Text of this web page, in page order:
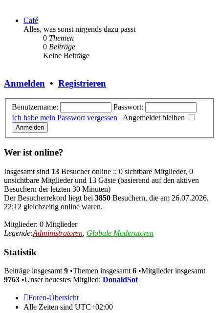
Café
Alles, was sonst nirgends dazu passt
0 Themen
0 Beiträge
Keine Beiträge
Anmelden • Registrieren
Benutzername:
Passwort:
Ich habe mein Passwort vergessen | Angemeldet bleiben
Wer ist online?
Insgesamt sind 13 Besucher online :: 0 sichtbare Mitglieder, 0
unsichtbare Mitglieder und 13 Gäste (basierend auf den aktiven
Besuchern der letzten 30 Minuten)
Der Besucherrekord liegt bei 3850 Besuchern, die am 26.07.2026,
22:12 gleichzeitig online waren.
Mitglieder: 0 Mitglieder
Legende:Administratoren Globale Moderatoren
Statistik
Beiträge insgesamt 9 •Themen insgesamt 6 •Mitglieder insgesamt
9763 •Unser neuestes Mitglied: DonaldSot
Foren-Übersicht
Alle Zeiten sind UTC+02:00